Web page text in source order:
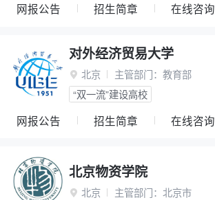
网报公告 招生简章 在线咨询
对外经济贸易大学
 北京 主管部门： 教育部
“双一流”建设高校
网报公告 招生简章 在线咨询
北京物资学院
 北京 主管部门： 北京市